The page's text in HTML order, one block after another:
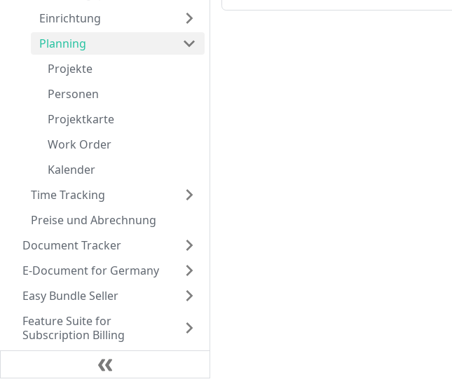
Einrichtung
Planning
Projekte
Personen
Projektkarte
Work Order
Kalender
Time Tracking
Preise und Abrechnung
Document Tracker
E-Document for Germany
Easy Bundle Seller
Feature Suite for
Subscription Billing